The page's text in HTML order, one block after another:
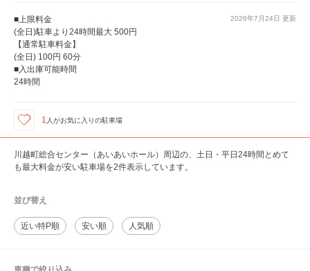
2026年7月24日 更新
■上限料金
(全日)駐車より24時間最大 500円
【通常駐車料金】
(全日) 100円 60分
■入出庫可能時間
24時間
1 人がお気に入りの駐車場
川越町総合センター（あいあいホール）周辺の、土日・平日24時間とめて
も最大料金が安い駐車場を2件表示しています。
並び替え
近い特P順 安い順 人気順